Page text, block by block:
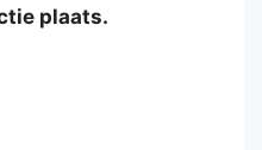
plaats.